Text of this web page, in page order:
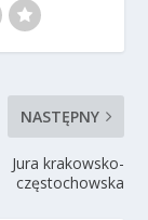
NASTĘPNY
Jura krakowsko-
częstochowska